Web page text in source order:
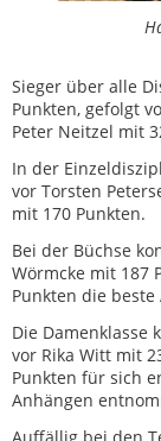
Sieger über alle
Punkten, gefolgt
Peter Neitzel mit
In der
vor Torsten
mit 170 Punkten.
Bei der Büchse
Wörmcke mit 187
Punkten die
Die Damenklasse
vor Rika Witt mit
Punkten für sich
Anhängen
Auffällig bei den